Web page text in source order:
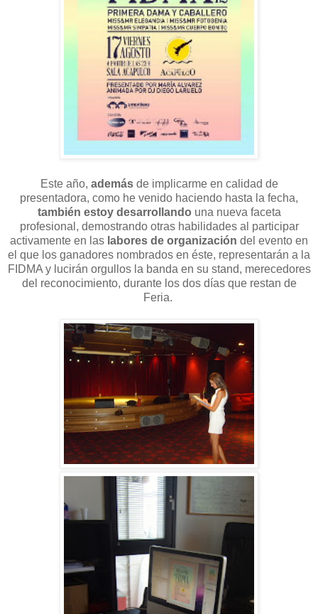
Este año, además de implicarme en calidad de
presentadora, como he venido haciendo hasta la fecha,
también estoy desarrollando una nueva faceta
profesional, demostrando otras habilidades al participar
activamente en las labores de organización del evento en
el que los ganadores nombrados en éste, representarán a la
FIDMA y lucirán orgullos la banda en su stand, merecedores
del reconocimiento, durante los dos días que restan de
Feria.